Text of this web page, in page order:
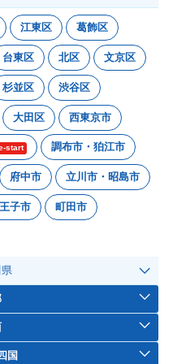
江東区 葛飾区
台東区 北区 文京区
杉並区 渋谷区
大田区 西東京市
start 調布市・狛江市
府中市 立川市・昭島市
子市 町田市
国